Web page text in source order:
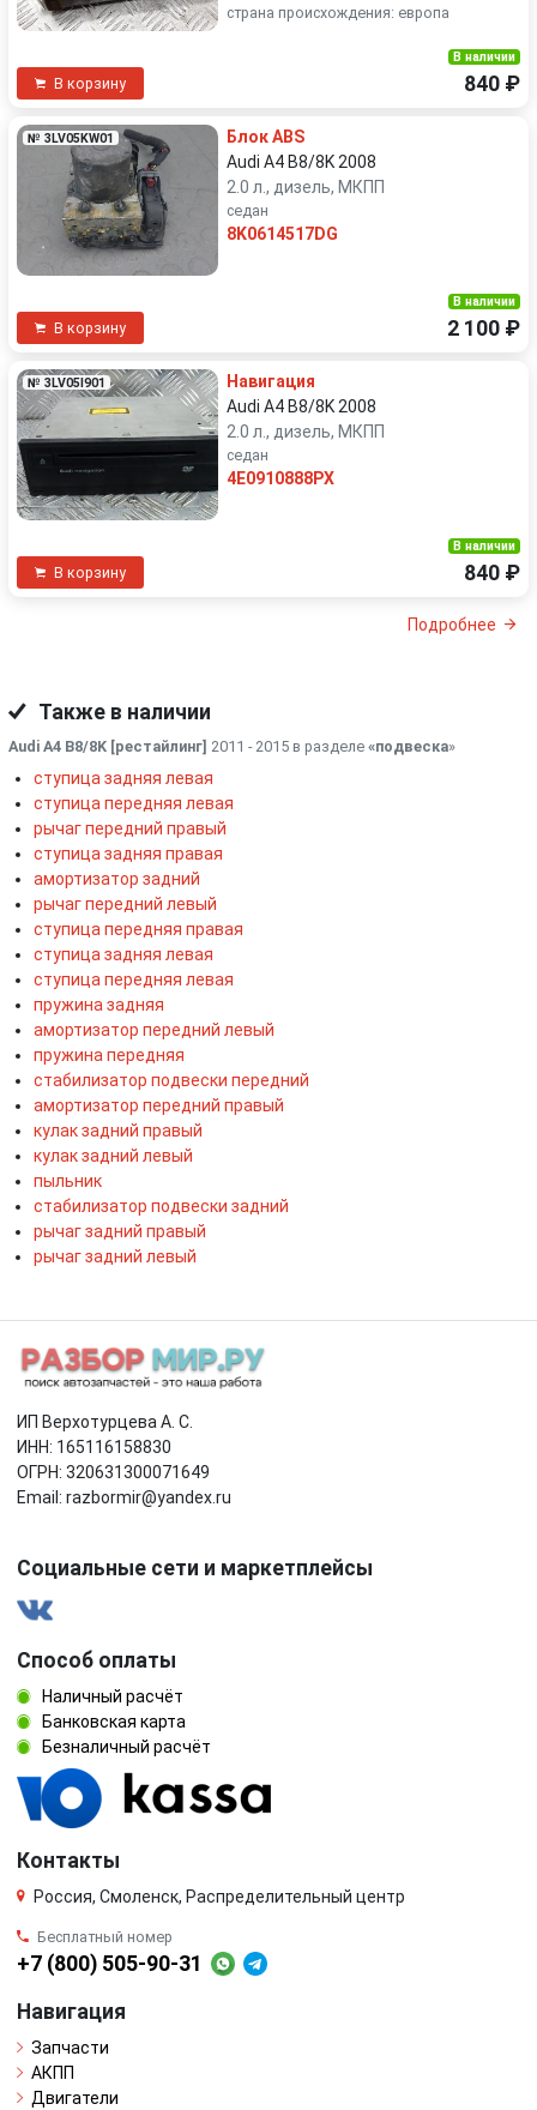
страна происхождения: европа
В корзину
В наличии
840 ₽
№ 3LV05KW01
Блок ABS
Audi A4 B8/8K 2008
2.0 л., дизель, МКПП
седан
8K0614517DG
В корзину
В наличии
2 100 ₽
№ 3LV05I901
Навигация
Audi A4 B8/8K 2008
2.0 л., дизель, МКПП
седан
4E0910888PX
В корзину
В наличии
840 ₽
Подробнее
Также в наличии
Audi A4 B8/8K [рестайлинг] 2011 - 2015 в разделе «подвеска»
ступица задняя левая
ступица передняя левая
рычаг передний правый
ступица задняя правая
амортизатор задний
рычаг передний левый
ступица передняя правая
ступица задняя левая
ступица передняя левая
пружина задняя
амортизатор передний левый
пружина передняя
стабилизатор подвески передний
амортизатор передний правый
кулак задний правый
кулак задний левый
пыльник
стабилизатор подвески задний
рычаг задний правый
рычаг задний левый
ИП Верхотурцева А. С.
ИНН: 165116158830
ОГРН: 320631300071649
Email: razbormir@yandex.ru
Социальные сети и маркетплейсы
Способ оплаты
Наличный расчёт
Банковская карта
Безналичный расчёт
Контакты
Россия, Смоленск, Распределительный центр
Бесплатный номер
+7 (800) 505-90-31
Навигация
Запчасти
АКПП
Двигатели